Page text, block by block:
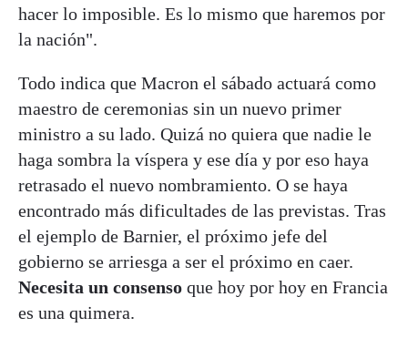
hacer lo imposible. Es lo mismo que haremos por
la nación".
Todo indica que Macron el sábado actuará como
maestro de ceremonias sin un nuevo primer
ministro a su lado. Quizá no quiera que nadie le
haga sombra la víspera y ese día y por eso haya
retrasado el nuevo nombramiento. O se haya
encontrado más dificultades de las previstas. Tras
el ejemplo de Barnier, el próximo jefe del
gobierno se arriesga a ser el próximo en caer.
Necesita un consenso que hoy por hoy en Francia
es una quimera.